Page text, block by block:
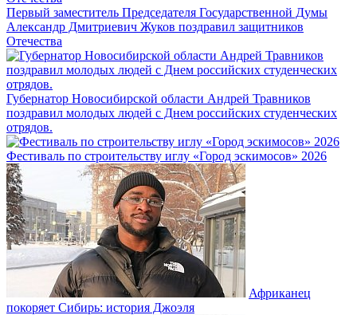
Первый заместитель Председателя Государственной Думы
Александр Дмитриевич Жуков поздравил защитников
Отечества
Губернатор Новосибирской области Андрей Травников
поздравил молодых людей с Днем российских студенческих
отрядов.
Фестиваль по строительству иглу «Город эскимосов» 2026
Африканец
покоряет Сибирь: история Джоэля